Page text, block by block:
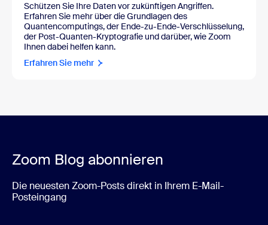
Schützen Sie Ihre Daten vor zukünftigen Angriffen.
Erfahren Sie mehr über die Grundlagen des
Quantencomputings, der Ende-zu-Ende-Verschlüsselung,
der Post-Quanten-Kryptografie und darüber, wie Zoom
Ihnen dabei helfen kann.
Erfahren Sie mehr
Zoom Blog abonnieren
Die neuesten Zoom-Posts direkt in Ihrem E-Mail-
Posteingang